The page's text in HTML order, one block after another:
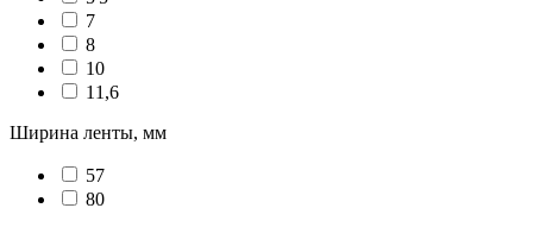
7
8
10
11,6
Ширина ленты, мм
57
80